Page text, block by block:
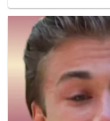
Sabrina rifiuta il falò